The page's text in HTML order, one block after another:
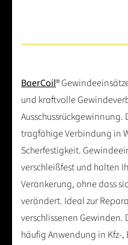
BaerCoil®
und kraftvolle
Ausschussrückgewinnung.
tragfähige Verbindung in
Scherfestigkeit.
verschleißfest und halten
Verankerung, ohne dass
verändert. Ideal zur
verschlissenen
häufig Anwendung in Kfz-,